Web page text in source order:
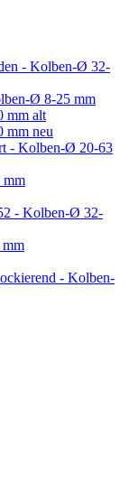
- Kolben-Ø 32-
Ø 8-25 mm
mm alt
mm neu
- Kolben-Ø 20-63
mm
- Kolben-Ø 32-
- Kolben-